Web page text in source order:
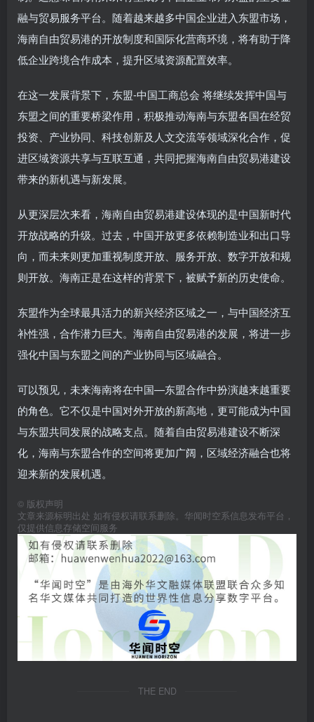
融与贸易服务平台。随着越来越多中国企业进入东盟市场，
海南自由贸易港的开放制度和国际化营商环境，将有助于降
低企业跨境合作成本，提升区域资源配置效率。
在这一发展背景下，东盟-中国工商总会 将继续发挥中国与
东盟之间的重要桥梁作用，积极推动海南与东盟各国在经贸
投资、产业协同、科技创新及人文交流等领域深化合作，促
进区域资源共享与互联互通，共同把握海南自由贸易港建设
带来的新机遇与新发展。
从更深层次来看，海南自由贸易港建设体现的是中国新时代
开放战略的升级。过去，中国开放更多依赖制造业和出口导
向，而未来则更加重视制度开放、服务开放、数字开放和规
则开放。海南正是在这样的背景下，被赋予新的历史使命。
东盟作为全球最具活力的新兴经济区域之一，与中国经济互
补性强，合作潜力巨大。海南自由贸易港的发展，将进一步
强化中国与东盟之间的产业协同与区域融合。
可以预见，未来海南将在中国—东盟合作中扮演越来越重要
的角色。它不仅是中国对外开放的新高地，更可能成为中国
与东盟共同发展的战略支点。随着自由贸易港建设不断深
化，海南与东盟合作的空间将更加广阔，区域经济融合也将
迎来新的发展机遇。
© 版权声明
文章来源标明出处 如有侵权请联系删除。华闻时空系信息发布平台，
仅提供信息存储空间服务
THE END